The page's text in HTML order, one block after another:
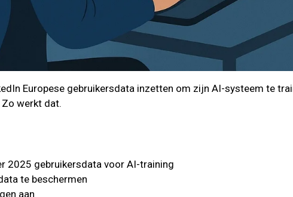
Europese gebruikersdata inzetten om zijn AI-systeem te
werkt dat.
2025 gebruikersdata voor AI-training
te beschermen
aan